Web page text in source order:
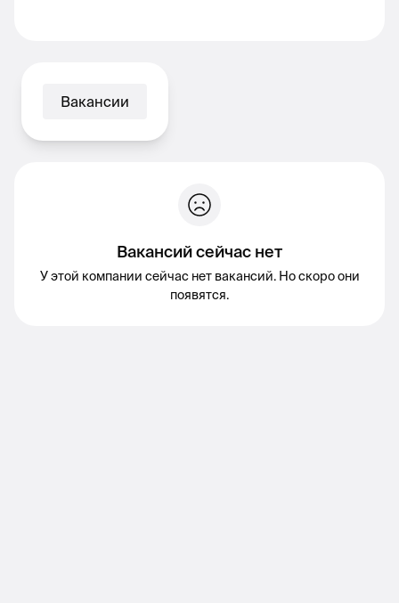
Вакансии
Вакансий сейчас нет
У этой компании сейчас нет вакансий. Но скоро они
появятся.